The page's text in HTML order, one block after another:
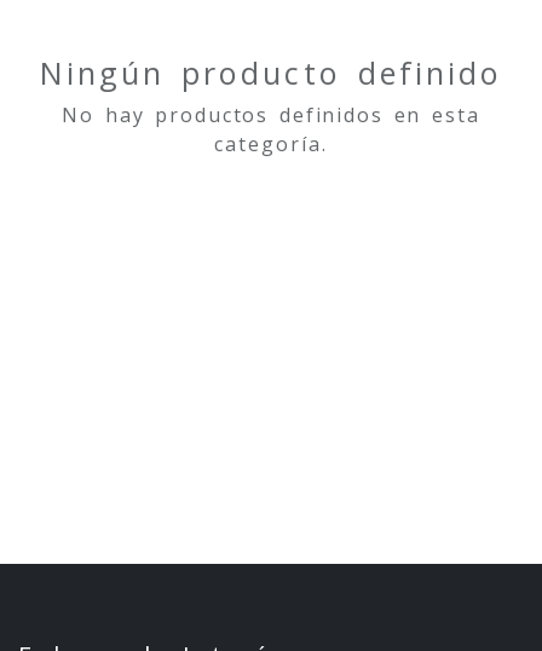
Ningún producto definido
No hay productos definidos en esta
categoría.